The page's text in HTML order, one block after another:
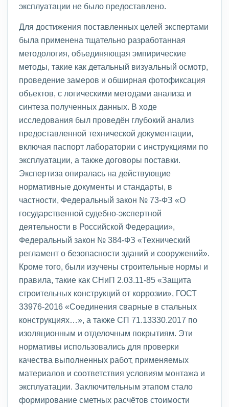
эксплуатации не было предоставлено.
Для достижения поставленных целей экспертами
была применена тщательно разработанная
методология, объединяющая эмпирические
методы, такие как детальный визуальный осмотр,
проведение замеров и обширная фотофиксация
объектов, с логическими методами анализа и
синтеза полученных данных. В ходе
исследования был проведён глубокий анализ
предоставленной технической документации,
включая паспорт лаборатории с инструкциями по
эксплуатации, а также договоры поставки.
Экспертиза опиралась на действующие
нормативные документы и стандарты, в
частности, Федеральный закон № 73-ФЗ «О
государственной судебно-экспертной
деятельности в Российской Федерации»,
Федеральный закон № 384-ФЗ «Технический
регламент о безопасности зданий и сооружений».
Кроме того, были изучены строительные нормы и
правила, такие как СНиП 2.03.11-85 «Защита
строительных конструкций от коррозии», ГОСТ
33976-2016 «Соединения сварные в стальных
конструкциях…», а также СП 71.13330.2017 по
изоляционным и отделочным покрытиям. Эти
нормативы использовались для проверки
качества выполненных работ, применяемых
материалов и соответствия условиям монтажа и
эксплуатации. Заключительным этапом стало
формирование сметных расчётов стоимости